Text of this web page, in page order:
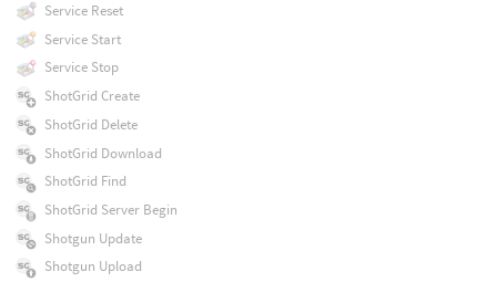
Service Reset
Service Start
Service Stop
ShotGrid Create
ShotGrid Delete
ShotGrid Download
ShotGrid Find
ShotGrid Server Begin
Shotgun Update
Shotgun Upload